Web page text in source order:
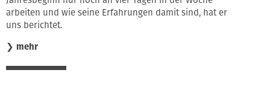
arbeiten und wie seine Erfahrungen damit sind, hat er
uns berichtet.
❯ mehr